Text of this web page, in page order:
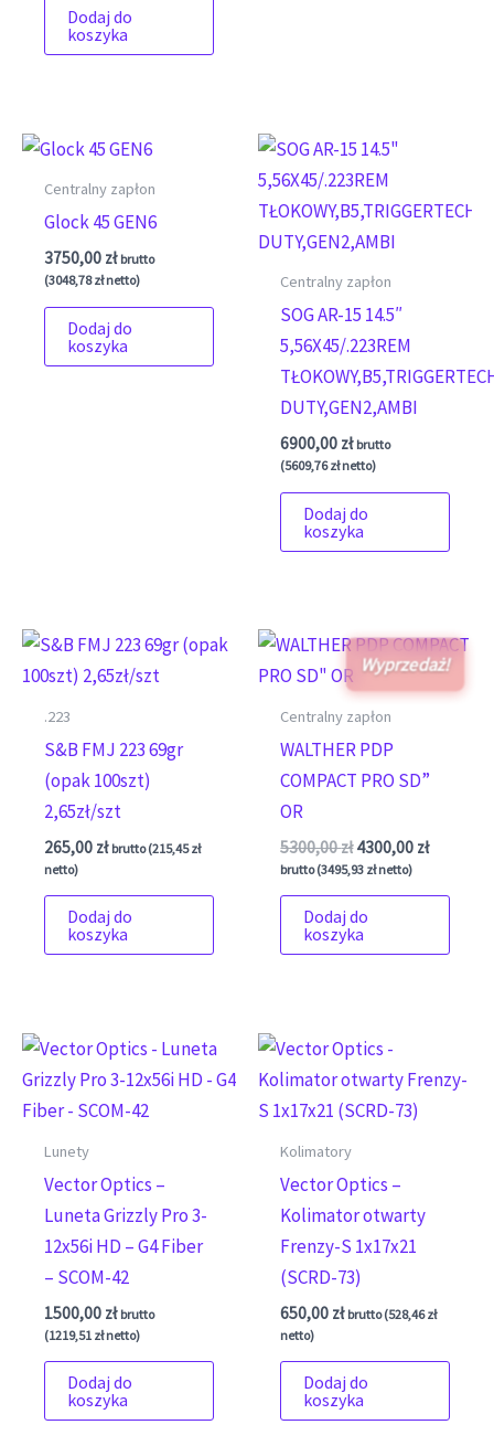
Dodaj do
koszyka
Centralny zapłon
Glock 45 GEN6
3750,00 zł brutto
(3048,78złnetto)
Dodaj do
koszyka
Centralny zapłon
SOG AR-15 14.5″
5,56X45/.223REM
DUTY,GEN2,AMBI
6900,00 zł brutto
(5609,76złnetto)
Dodaj do
koszyka
.223
S&B FMJ 223 69gr
(opak 100szt)
2,65zł/szt
265,00 zł brutto (215,45zł
netto)
Dodaj do
koszyka
Wyprzedaż!
Centralny zapłon
WALTHER PDP
COMPACT PRO SD”
OR
5300,00złPierwotna cena
4300,00 złAktualna
brutto (3495,93 złnetto)
Dodaj do
koszyka
Lunety
Vector Optics –
Luneta Grizzly Pro 3-
12x56i HD – G4 Fiber
– SCOM-42
1500,00 zł brutto
(1219,51 złnetto)
Dodaj do
koszyka
Kolimatory
Vector Optics –
Kolimator otwarty
Frenzy-S 1x17x21
(SCRD-73)
650,00 zł brutto (528,46zł
netto)
Dodaj do
koszyka